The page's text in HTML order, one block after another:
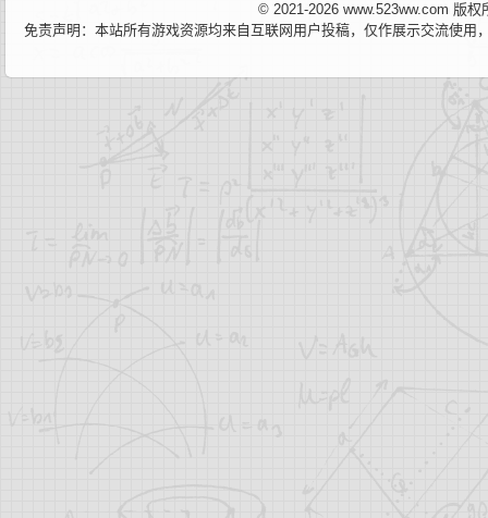
© 2021-2026 www.523ww.com 版
免责声明：本站所有游戏资源均来自互联网用户投稿，仅作展示交流使